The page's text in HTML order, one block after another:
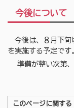
今後について
今後は、８月下旬
を実施する予定です。
準備が整い次第、
このページに関する